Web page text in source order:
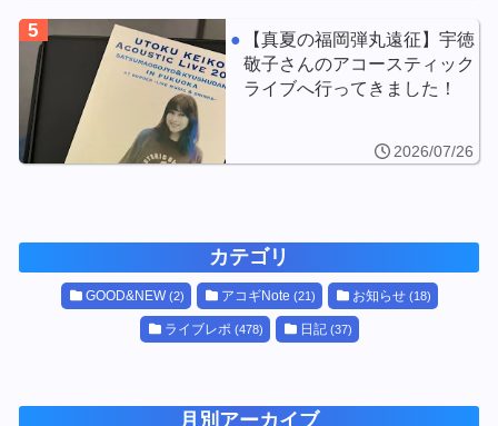
5
【真夏の福岡弾丸遠征】宇徳
敬子さんのアコースティック
ライブへ行ってきました！
2026/07/26
カテゴリ
GOOD&NEW (2) アコギNote (21) お知らせ (18)
ライブレポ (478) 日記 (37)
月別アーカイブ